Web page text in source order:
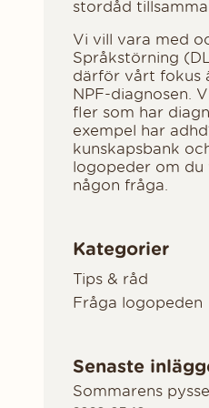
stordåd
Vi vill vara med
Språkstörning
därför vårt fokus
NPF-diagnosen.
fler som har
exempel har
kunskapsbank
logopeder om
någon fråga.
Kategorier
Tips & råd
Fråga logopeden
Senaste
Sommarens